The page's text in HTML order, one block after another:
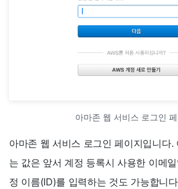
아마존 웹 서비스 로그인
아마존 웹 서비스 로그인 페이지입니다.
는 값은 앞서 계정 등록시 사용한 이메
정 이름(ID)를 입력하는 것도 가능합니